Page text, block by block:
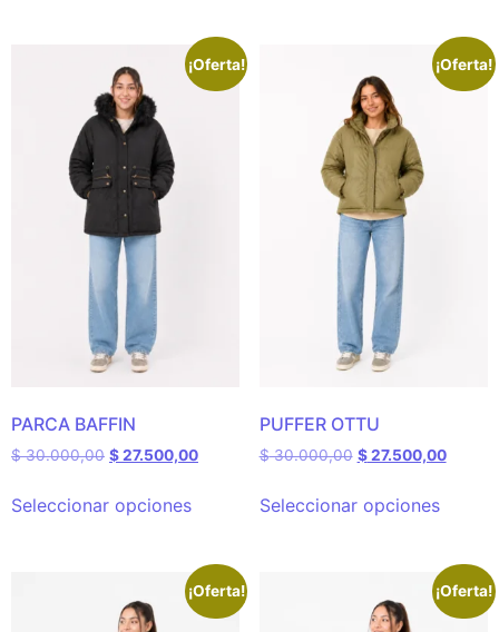
¡Oferta!
PARCA BAFFIN
$30.000,00 $27.500,00
Seleccionar opciones
¡Oferta!
PUFFER OTTU
$30.000,00 $27.500,00
Seleccionar opciones
¡Oferta! ¡Oferta!